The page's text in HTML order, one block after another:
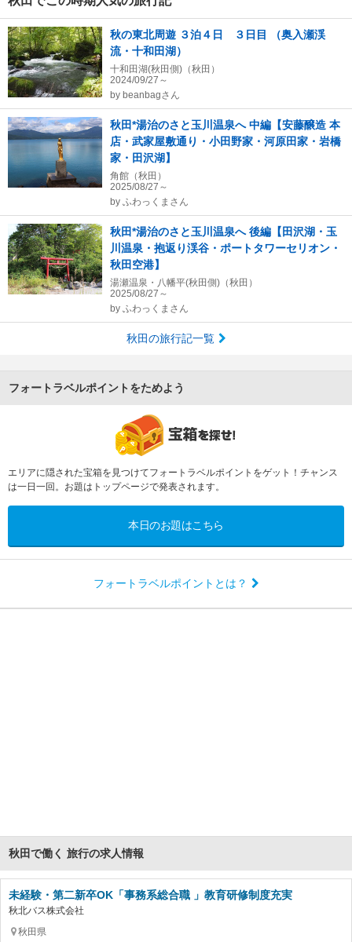
秋の東北周遊 ３泊４日 ３日目 （奥入瀬渓
流・十和田湖）
十和田湖(秋田側)（秋田）
2024/09/27～
by beanbagさん
秋田*湯治のさと玉川温泉へ 中編【安藤醸造 本
店・武家屋敷通り・小田野家・河原田家・岩橋
家・田沢湖】
角館（秋田）
2025/08/27～
by ふわっくまさん
秋田*湯治のさと玉川温泉へ 後編【田沢湖・玉
川温泉・抱返り渓谷・ポートタワーセリオン・
秋田空港】
湯瀬温泉・八幡平(秋田側)（秋田）
2025/08/27～
by ふわっくまさん
秋田の旅行記一覧
フォートラベルポイントをためよう
エリアに隠された宝箱を見つけてフォートラベルポイントをゲット！チャンス
は一日一回。お題はトップページで発表されます。
本日のお題はこちら
フォートラベルポイントとは？
秋田で働く 旅行の求人情報
未経験・第二新卒OK「事務系総合職 」教育研修制度充実
秋北バス株式会社
秋田県